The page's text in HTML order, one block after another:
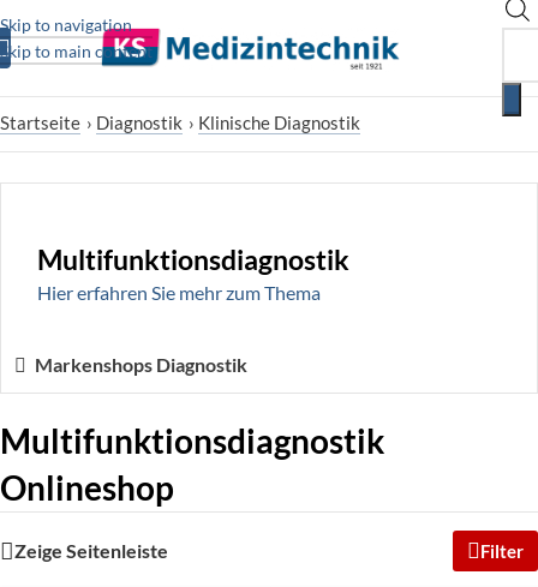
Skip to navigation
Skip to main content
Startseite › Diagnostik › Klinische Diagnostik
Multifunktionsdiagnostik
Hier erfahren Sie mehr zum Thema
Markenshops Diagnostik
Multifunktionsdiagnostik
Onlineshop
Zeige Seitenleiste Filter